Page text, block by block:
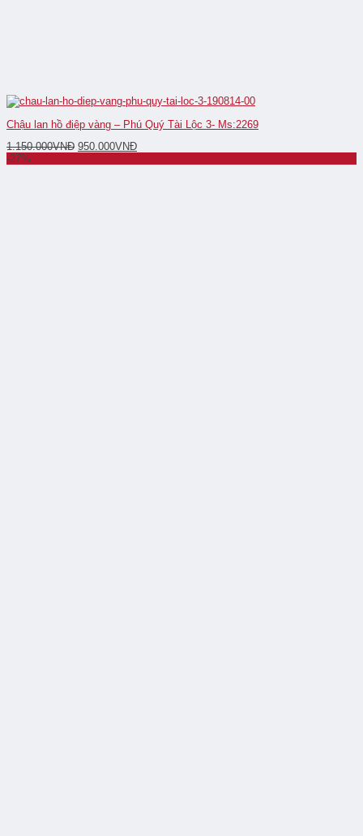
Chậu lan hồ điệp vàng – Phú Quý Tài Lộc 3- Ms:2269
1.150.000VNĐ 950.000VNĐ
-27%